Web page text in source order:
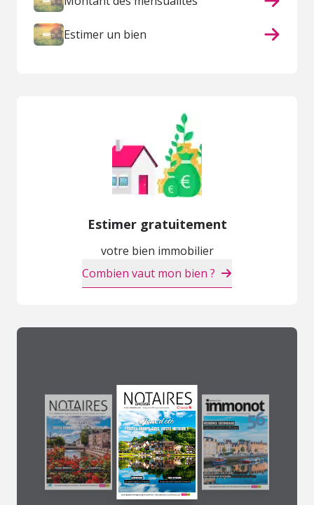
Estimer un bien
Estimer gratuitement
votre bien immobilier
Combien vaut mon bien ?